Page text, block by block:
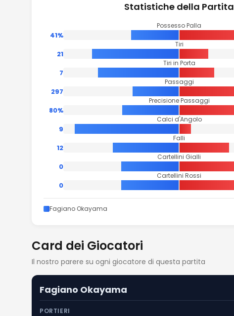
Statistiche della Partita
Possesso Palla
41%
Tiri
21
Tiri in Porta
7
Passaggi
297
Precisione Passaggi
80%
Calci d'Angolo
9
Falli
12
Cartellini Gialli
0
Cartellini Rossi
0
Fagiano Okayama
Card dei Giocatori
Il nostro parere su ogni giocatore di questa partita
Fagiano Okayama
PORTIERI